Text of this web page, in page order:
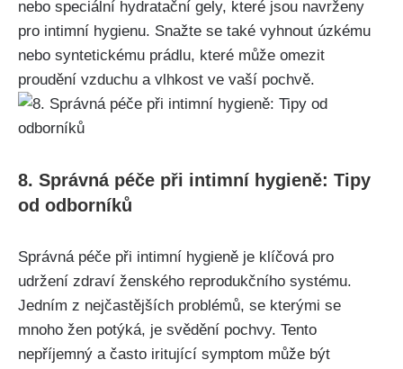
nebo speciální hydratační gely, které jsou navrženy
pro intimní hygienu. Snažte se také vyhnout úzkému
nebo syntetickému prádlu, které může omezit
proudění⁢ vzduchu⁤ a vlhkost ve ⁢vaší pochvě.
8. Správná péče při intimní hygieně: Tipy
od odborníků
Správná péče při intimní hygieně je klíčová pro​
udržení zdraví ženského reprodukčního systému.
Jedním z nejčastějších​ problémů, se kterými se
mnoho žen potýká, je svědění pochvy. Tento
nepříjemný a často ‌iritující symptom může být